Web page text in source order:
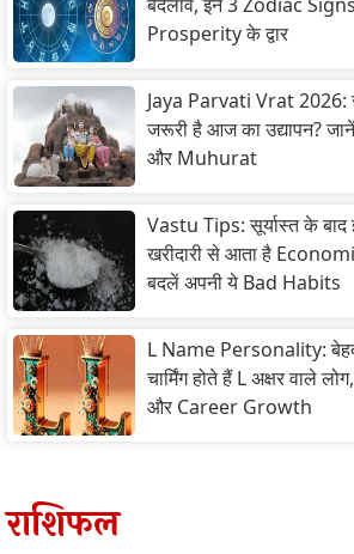
Prosperity के द्वार
Jaya Parvati Vrat 2026:
जरूरी है आज का उद्यापन? जानें
और Muhurat
Vastu Tips: सूर्यास्त के बाद
खरीदारी से आता है
बदलें अपनी ये Bad Habits
L Name Personality:
चार्मिंग होते हैं L अक्षर वाले
और Career Growth
राशिफल